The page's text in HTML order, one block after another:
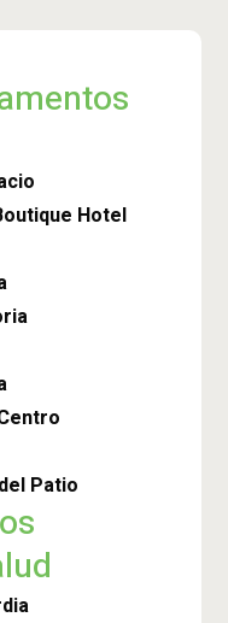
Hotel
Patio